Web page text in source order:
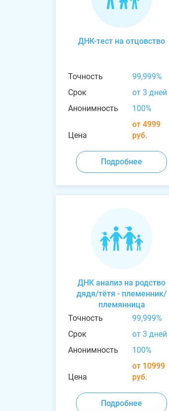
ДНК-тест на отцовство
Точность
99,999%
Срок
от 3 дней
Анонимность
100%
Цена
от 4999
руб.
Подробнее
ДНК анализ на родство
дядя/тётя - племенник/
племянница
Точность
99,999%
Срок
от 3 дней
Анонимность
100%
Цена
от 10999
руб.
Подробнее